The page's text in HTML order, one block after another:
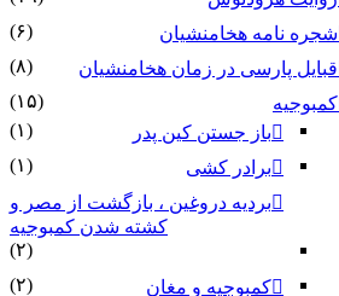
شجره نامه هخامنشیان
(۶)
قبایل پارسی در زمان هخامنشیان
(۸)
کمبوجیه
(۱۵)
باز جستن کین پدر
(۱)
برادر کشی
(۱)
بردیه دروغین ، بازگشت از مصر و
کشته شدن کمبوجیه
(۲)
کمبوجیه و مغان
(۲)